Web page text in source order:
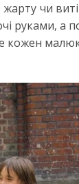
жарту чи
руками, а
малюк